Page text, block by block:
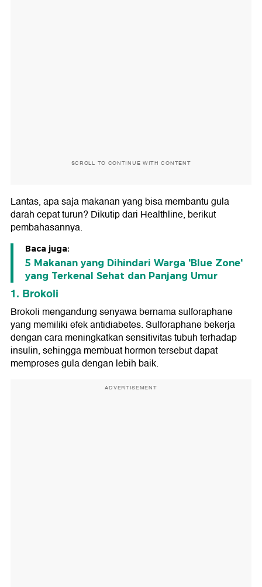
SCROLL TO CONTINUE WITH CONTENT
Lantas, apa saja makanan yang bisa membantu gula
darah cepat turun? Dikutip dari Healthline, berikut
pembahasannya.
Baca juga:
5 Makanan yang Dihindari Warga 'Blue Zone'
yang Terkenal Sehat dan Panjang Umur
1. Brokoli
Brokoli mengandung senyawa bernama sulforaphane
yang memiliki efek antidiabetes. Sulforaphane bekerja
dengan cara meningkatkan sensitivitas tubuh terhadap
insulin, sehingga membuat hormon tersebut dapat
memproses gula dengan lebih baik.
ADVERTISEMENT